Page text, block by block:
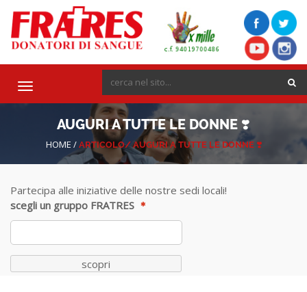
Toggle
AUGURI A TUTTE LE DONNE ❣️
HOME / ARTICOLO/ AUGURI A TUTTE LE DONNE ❣️
Partecipa alle iniziative delle nostre sedi locali!
scegli un gruppo FRATRES
scopri